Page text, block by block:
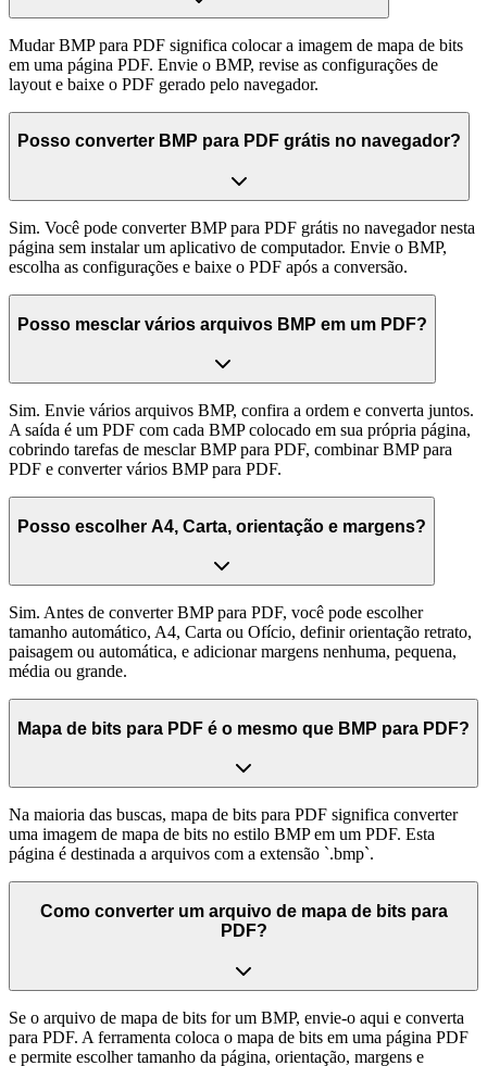
Mudar BMP para PDF significa colocar a imagem de mapa de bits
em uma página PDF. Envie o BMP, revise as configurações de
layout e baixe o PDF gerado pelo navegador.
Posso converter BMP para PDF grátis no navegador?
Sim. Você pode converter BMP para PDF grátis no navegador nesta
página sem instalar um aplicativo de computador. Envie o BMP,
escolha as configurações e baixe o PDF após a conversão.
Posso mesclar vários arquivos BMP em um PDF?
Sim. Envie vários arquivos BMP, confira a ordem e converta juntos.
A saída é um PDF com cada BMP colocado em sua própria página,
cobrindo tarefas de mesclar BMP para PDF, combinar BMP para
PDF e converter vários BMP para PDF.
Posso escolher A4, Carta, orientação e margens?
Sim. Antes de converter BMP para PDF, você pode escolher
tamanho automático, A4, Carta ou Ofício, definir orientação retrato,
paisagem ou automática, e adicionar margens nenhuma, pequena,
média ou grande.
Mapa de bits para PDF é o mesmo que BMP para PDF?
Na maioria das buscas, mapa de bits para PDF significa converter
uma imagem de mapa de bits no estilo BMP em um PDF. Esta
página é destinada a arquivos com a extensão `.bmp`.
Como converter um arquivo de mapa de bits para
PDF?
Se o arquivo de mapa de bits for um BMP, envie-o aqui e converta
para PDF. A ferramenta coloca o mapa de bits em uma página PDF
e permite escolher tamanho da página, orientação, margens e